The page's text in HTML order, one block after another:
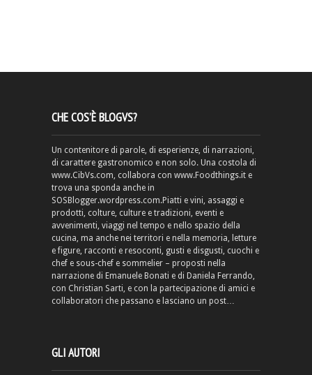
CHE COS’È BLOGVS?
Un contenitore di parole, di esperienze, di narrazioni,
di carattere gastronomico e non solo. Una costola di
www.CibVs.com, collabora con www.Foodthings.it e
trova una sponda anche in
SOSBlogger.wordpress.com.Piatti e vini, assaggi e
prodotti, colture, culture e tradizioni, eventi e
avvenimenti, viaggi nel tempo e nello spazio della
cucina, ma anche nei territori e nella memoria, letture
e figure, racconti e resoconti, gusti e disgusti, cuochi e
chef e sous-chef e sommelier – proposti nella
narrazione di Emanuele Bonati e di Daniela Ferrando,
con Christian Sarti, e con la partecipazione di amici e
collaboratori che passano e lasciano un post…
GLI AUTORI